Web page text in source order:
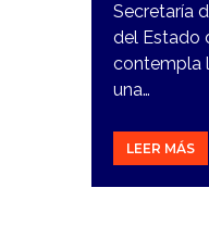
Secretaría
del Estado
contempla
una…
LEER MÁS
17